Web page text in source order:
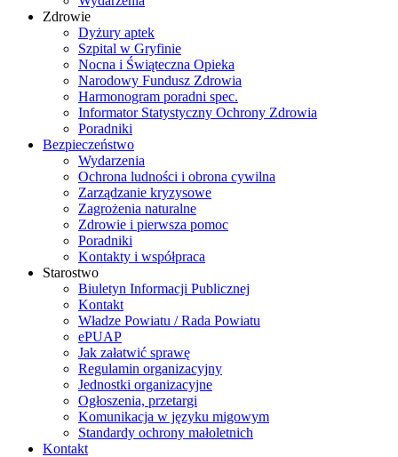
Zdrowie
Dyżury aptek
Szpital w Gryfinie
Nocna i Świąteczna Opieka
Narodowy Fundusz Zdrowia
Harmonogram poradni spec.
Informator Statystyczny Ochrony Zdrowia
Poradniki
Bezpieczeństwo
Wydarzenia
Ochrona ludności i obrona cywilna
Zarządzanie kryzysowe
Zagrożenia naturalne
Zdrowie i pierwsza pomoc
Poradniki
Kontakty i współpraca
Starostwo
Biuletyn Informacji Publicznej
Kontakt
Władze Powiatu / Rada Powiatu
ePUAP
Jak załatwić sprawę
Regulamin organizacyjny
Jednostki organizacyjne
Ogłoszenia, przetargi
Komunikacja w języku migowym
Standardy ochrony małoletnich
Kontakt